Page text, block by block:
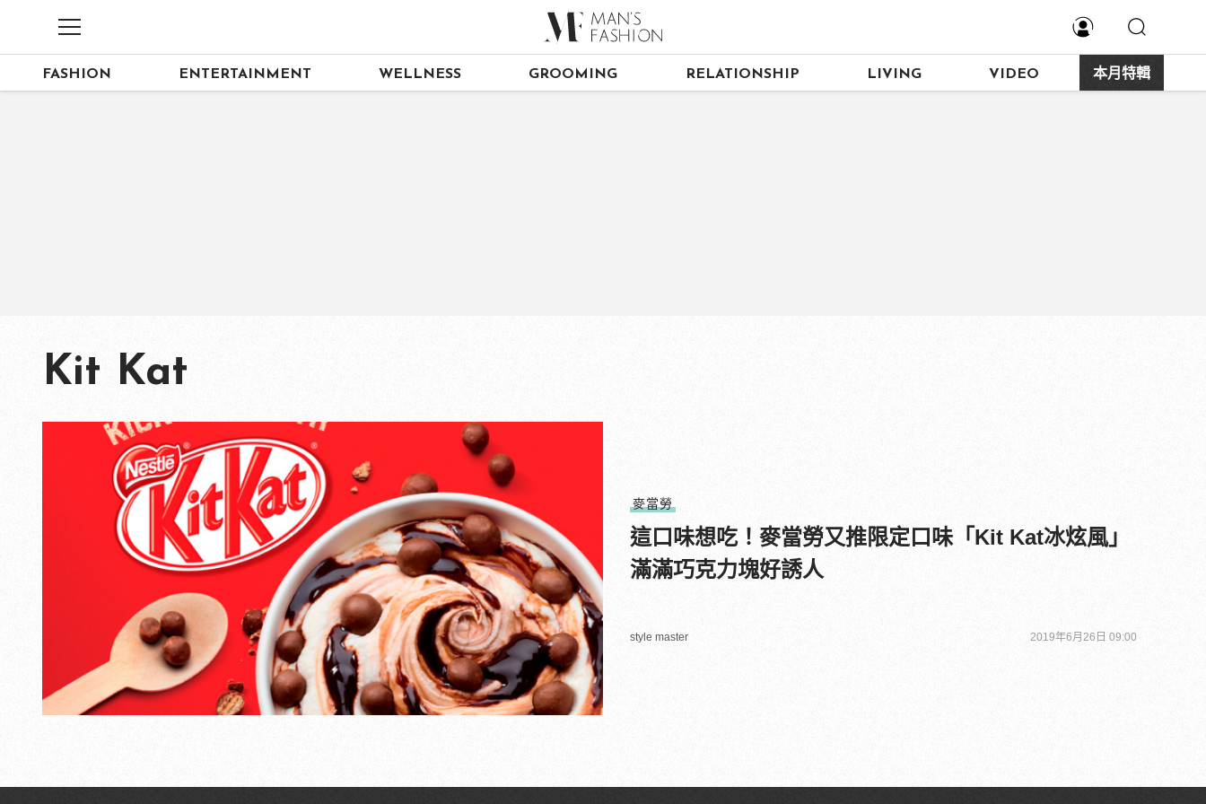
FASHION ENTERTAINMENT WELLNESS GROOMING RELATIONSHIP LIVING VIDEO 本月特輯
Kit Kat
麥當勞
這口味想吃！麥當勞又推限定口味「Kit Kat冰炫風」
滿滿巧克力塊好誘人
style master 2019年6月26日 09:00